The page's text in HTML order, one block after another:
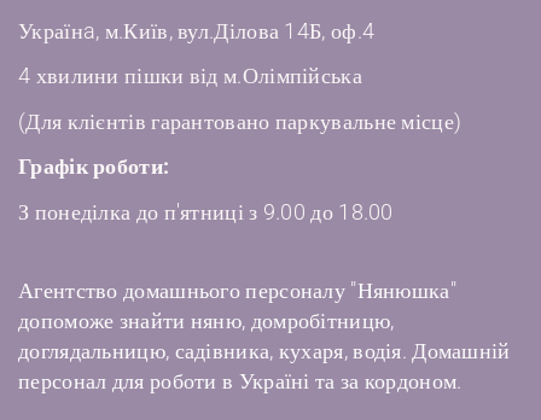
Українa, м.Київ, вул.Ділова 14Б, оф.4
4 хвилини пішки від м.Олімпійська
(Для клієнтів гарантовано паркувальне місце)
Графік роботи:
З понеділка до п'ятниці з 9.00 до 18.00
Агентство домашнього персоналу "Нянюшка"
допоможе знайти няню, домробітницю,
доглядальницю, садівника, кухаря, водія. Домашній
персонал для роботи в Україні та за кордоном.